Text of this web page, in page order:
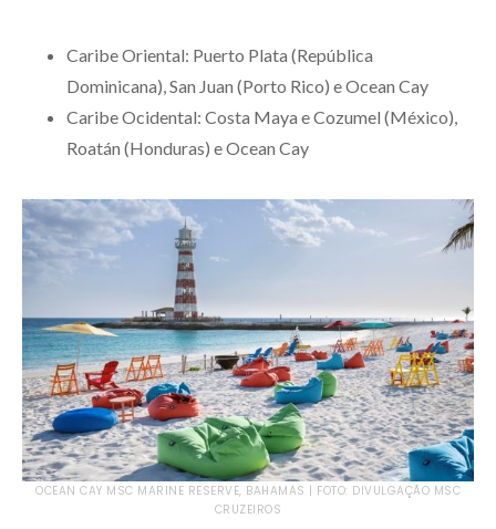
Caribe Oriental: Puerto Plata (República
Dominicana), San Juan (Porto Rico) e Ocean Cay
Caribe Ocidental: Costa Maya e Cozumel (México),
Roatán (Honduras) e Ocean Cay
OCEAN CAY MSC MARINE RESERVE, BAHAMAS | FOTO: DIVULGAÇÃO MSC
CRUZEIROS